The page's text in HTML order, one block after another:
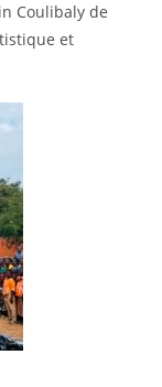
Coulibaly de
et